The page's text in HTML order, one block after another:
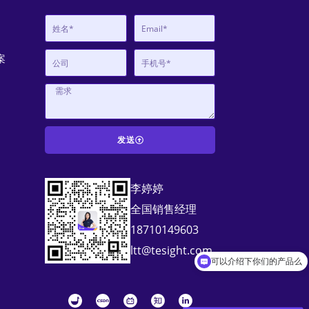
发送
t
e
r
李婷婷
全国销售经理
18710149603
ltt@tesight.com
可以介绍下你们的产品么